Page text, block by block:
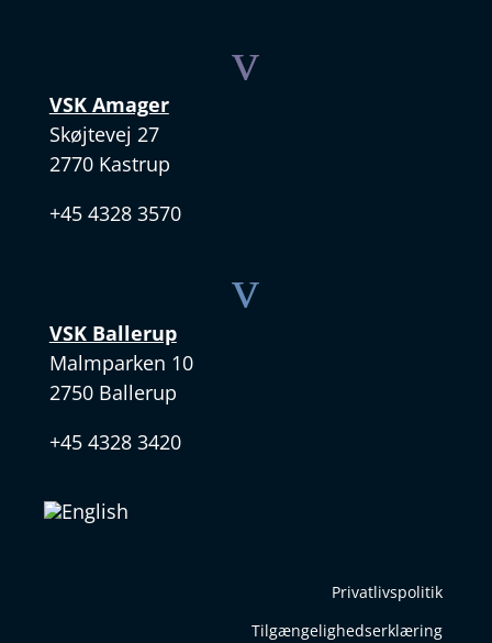
v
VSK Amager
Skøjtevej 27
2770 Kastrup
+45 4328 3570
v
VSK Ballerup
Malmparken 10
2750 Ballerup
+45 4328 3420
Privatlivspolitik
Tilgængelighedserklæring